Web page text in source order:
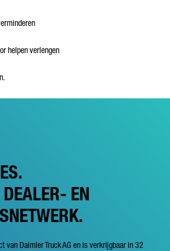
helpen verlengen
EN
van Daimler Truck AG en is verkrijgbaar in 32